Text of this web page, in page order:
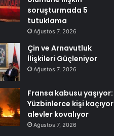
soruşturmada 5
tutuklama
Ağustos 7, 2026
Çin ve Arnavutluk
İlişkileri Güçleniyor
Ağustos 7, 2026
Fransa kabusu yaşıyor:
Yüzbinlerce kişi kaçıyor
alevler kovalıyor
Ağustos 7, 2026